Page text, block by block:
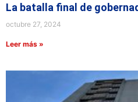
La batalla final de
octubre 27, 2024
Leer más »